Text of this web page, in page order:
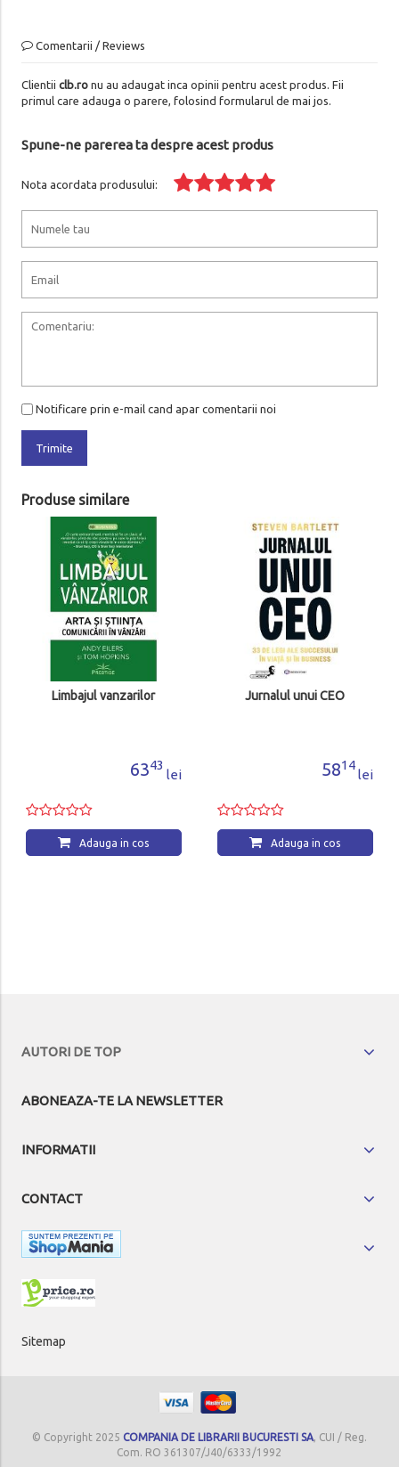
Comentarii / Reviews
Clientii clb.ronu au adaugat inca opinii pentru acest produs. Fii
primul care adauga o parere, folosind formularul de mai jos.
Spune-ne parerea ta despre acest produs
Nota acordata produsului:
Notificare prin e-mail cand apar comentarii noi
Trimite
Produse similare
Limbajul vanzarilor
6343
lei
Adauga in cos
Jurnalul unui CEO
5814
lei
Adauga in cos
AUTORI DE TOP
ABONEAZA-TE LA NEWSLETTER
INFORMATII
CONTACT
Sitemap
© Copyright 2025 COMPANIA DE LIBRARII BUCURESTI SA, CUI / Reg.
Com. RO 361307/J40/6333/1992